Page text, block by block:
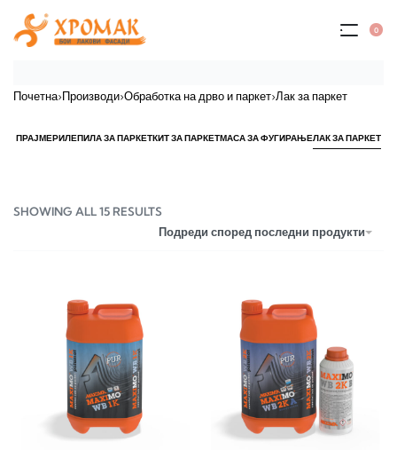
0
Почетна›Производи›Обработка на дрво и паркет›Лак за паркет
ПРАЈМЕРИЛЕПИЛА ЗА ПАРКЕТКИТ ЗА ПАРКЕТМАСА ЗА ФУГИРАЊЕЛАК ЗА ПАРКЕТ
SHOWING ALL 15 RESULTS
Подреди според последни продукти